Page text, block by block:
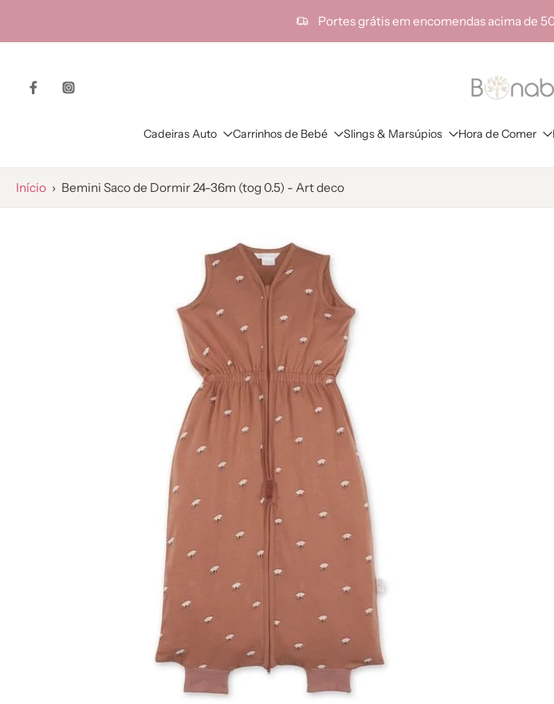
Portes grátis em encomendas acima de
Cadeiras Auto Carrinhos de Bebé Slings & Marsúpios Hora de Comer
Início › Bemini Saco de Dormir 24-36m (tog 0.5) - Art deco